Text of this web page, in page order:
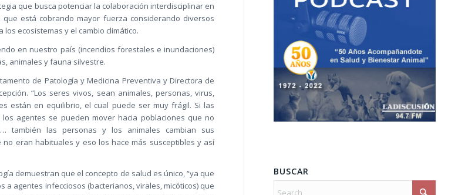
que busca potenciar la colaboración interdisciplinar en
está cobrando mayor fuerza considerando diversos
ecosistemas y el cambio climático.
en nuestro país (incendios forestales e inundaciones)
animales y fauna silvestre.
de Patología y Medicina Preventiva y Directora de
“Los seres vivos, sean animales, personas, virus,
están en equilibrio, el cual puede ser muy frágil. Si las
agentes se pueden mover hacia poblaciones que no
también las personas y los animales cambian sus
eran habituales y eso los hace más susceptibles y así
demuestran que el concepto de salud es único, “ya que
agentes infecciosos (bacterianos, virales, micóticos) que
BUSCAR